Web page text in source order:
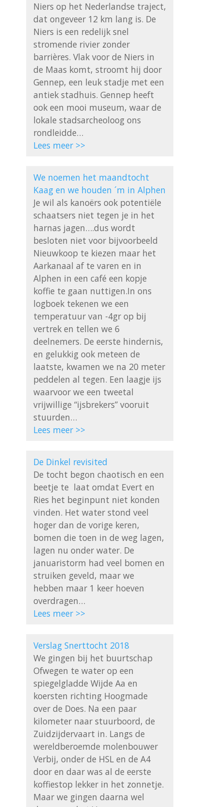
Niers op het Nederlandse traject,
dat ongeveer 12 km lang is. De
Niers is een redelijk snel
stromende rivier zonder
barrières. Vlak voor de Niers in
de Maas komt, stroomt hij door
Gennep, een leuk stadje met een
antiek stadhuis. Gennep heeft
ook een mooi museum, waar de
lokale stadsarcheoloog ons
Lees meer >>
We noemen het maandtocht
Kaag en we houden ´m in Alphen
Je wil als kanoërs ook potentiële
schaatsers niet tegen je in het
harnas jagen….dus wordt
besloten niet voor bijvoorbeeld
Nieuwkoop te kiezen maar het
Aarkanaal af te varen en in
Alphen in een café een kopje
koffie te gaan nuttigen.In ons
logboek tekenen we een
temperatuur van -4gr op bij
vertrek en tellen we 6
deelnemers. De eerste hindernis,
en gelukkig ook meteen de
laatste, kwamen we na 20 meter
peddelen al tegen. Een laagje ijs
waarvoor we een tweetal
vrijwillige “ijsbrekers” vooruit
Lees meer >>
De Dinkel revisited
De tocht begon chaotisch en een
beetje te  laat omdat Evert en
Ries het beginpunt niet konden
vinden. Het water stond veel
hoger dan de vorige keren,
bomen die toen in de weg lagen,
lagen nu onder water. De
januaristorm had veel bomen en
struiken geveld, maar we
hebben maar 1 keer hoeven
Lees meer >>
Verslag Snerttocht 2018
We gingen bij het buurtschap
Ofwegen te water op een
spiegelgladde Wijde Aa en
koersten richting Hoogmade
over de Does. Na een paar
kilometer naar stuurboord, de
Zuidzijdervaart in. Langs de
wereldberoemde molenbouwer
Verbij, onder de HSL en de A4
door en daar was al de eerste
koffiestop lekker in het zonnetje.
Maar we gingen daarna wel